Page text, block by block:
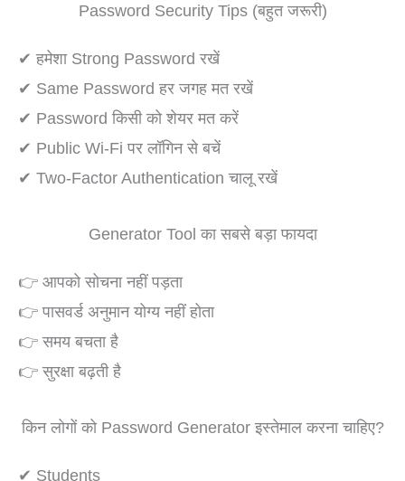
Password Security Tips (बहुत जरूरी)
✔ हमेशा Strong Password रखें
✔ Same Password हर जगह मत रखें
✔ Password किसी को शेयर मत करें
✔ Public Wi-Fi पर लॉगिन से बचें
✔ Two-Factor Authentication चालू रखें
Generator Tool का सबसे बड़ा फायदा
👉 आपको सोचना नहीं पड़ता
👉 पासवर्ड अनुमान योग्य नहीं होता
👉 समय बचता है
👉 सुरक्षा बढ़ती है
किन लोगों को Password Generator इस्तेमाल करना चाहिए?
✔ Students